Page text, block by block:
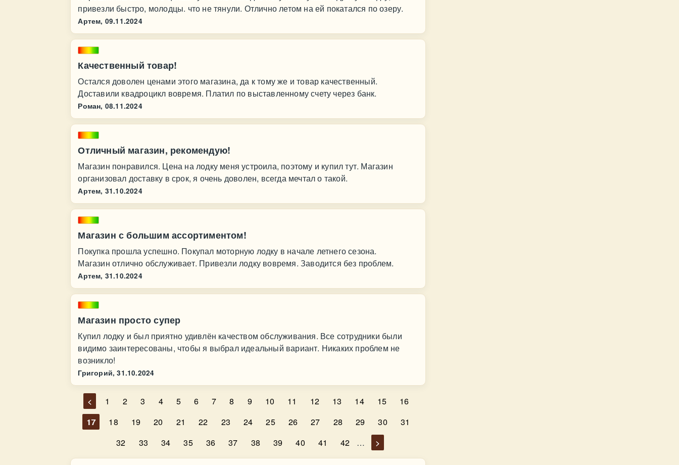
привезли быстро, молодцы. что не тянули. Отлично летом на ей покатался по озеру.
Артем, 09.11.2024
Качественный товар!
Остался доволен ценами этого магазина, да к тому же и товар качественный.
Доставили квадроцикл вовремя. Платил по выставленному счету через банк.
Роман, 08.11.2024
Отличный магазин, рекомендую!
Магазин понравился. Цена на лодку меня устроила, поэтому и купил тут. Магазин
организовал доставку в срок, я очень доволен, всегда мечтал о такой.
Артем, 31.10.2024
Магазин с большим ассортиментом!
Покупка прошла успешно. Покупал моторную лодку в начале летнего сезона.
Магазин отлично обслуживает. Привезли лодку вовремя. Заводится без проблем.
Артем, 31.10.2024
Магазин просто супер
Купил лодку и был приятно удивлён качеством обслуживания. Все сотрудники были
видимо заинтересованы, чтобы я выбрал идеальный вариант. Никаких проблем не
возникло!
Григорий, 31.10.2024
< 1 2 3 4 5 6 7 8 9 10 11 12 13 14 15
16
17
18 19 20 21 22 23 24 25 26 27 28 29 30
31
32
33 34 35 36 37 38 39 40 41 42 … >